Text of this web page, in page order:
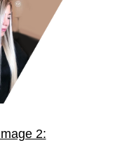
2: